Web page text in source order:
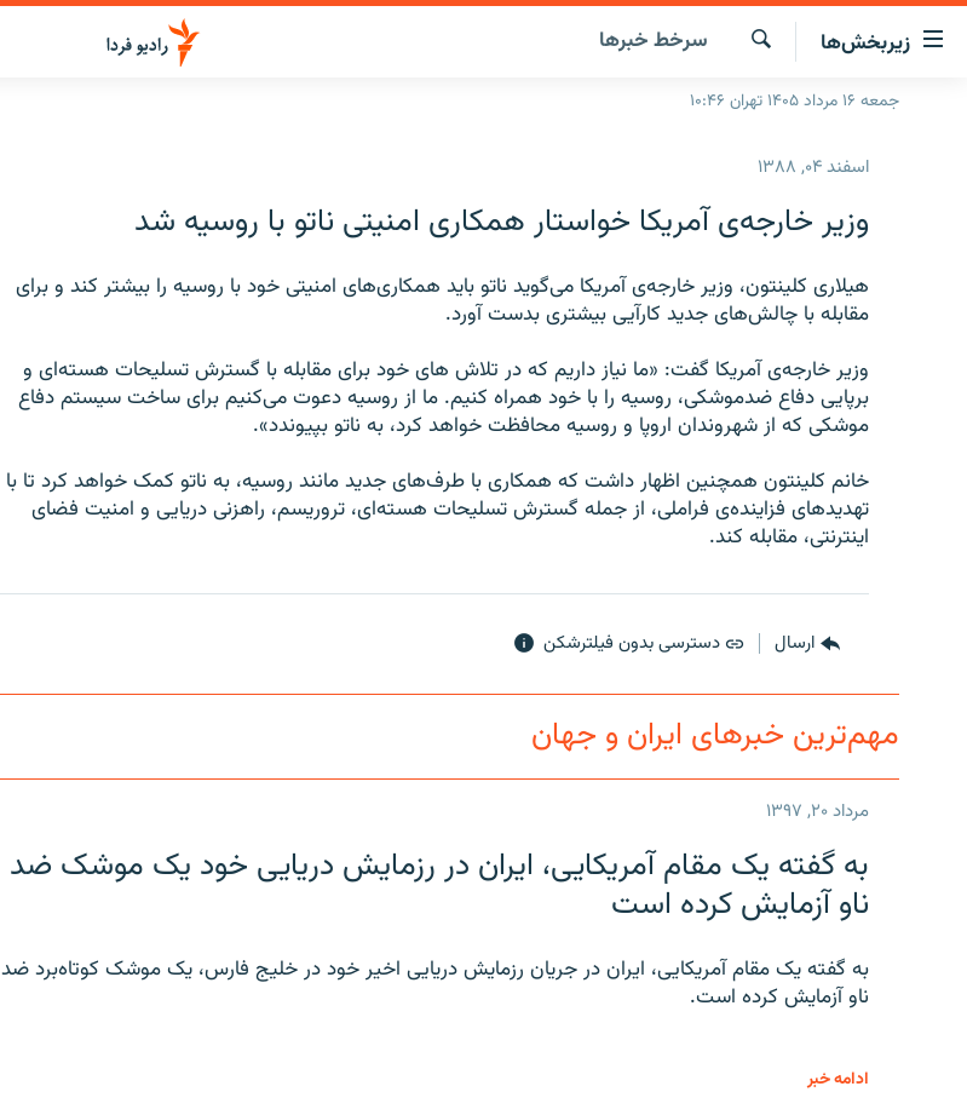
لینک‌های
قابلیت
دسترسی
زیربخش‌ها
صفحه اصلی
انتخاب کنید و بشنوید
برنامه‌های رادیویی
فرکانس‌ها
چندرسانه‌ای
گزارش‌های تصویری
گزارش‌های ویدئویی
جستجو
سرخط‌ خبرها
جمعه ۱۶ مرداد ۱۴۰۵ تهران ۱۰:۴۶
اسفند ۰۴, ۱۳۸۸
وزير خارجه‌ی آمريکا خواستار همکاری امنيتی ناتو با روسيه شد
هيلاری کلينتون، وزير خارجه‌ی آمريکا می‌گويد ناتو بايد همکاری‌های امنيتی خود با روسيه را بيشتر کند و برای
مقابله با چالش‌های جديد کارآيی بيشتری بدست آورد.
وزير خارجه‌ی آمريکا گفت: «ما نياز داريم که در تلاش های خود برای مقابله با گسترش تسليحات هسته‌ای و
برپايی دفاع ضدموشکی، روسيه را با خود همراه کنيم. ما از روسيه دعوت می‌کنيم برای ساخت سيستم دفاع
موشکی که از شهروندان اروپا و روسيه محافظت خواهد کرد، به ناتو بپيوندد».
خانم کلينتون همچنين اظهار داشت که همکاری با طرف‌های جديد مانند روسيه، به ناتو کمک خواهد کرد تا با
تهديدهای فزاينده‌ی فراملی، از جمله گسترش تسليحات هسته‌ای، تروريسم، راهزنی دريايی و امنيت فضای
اينترنتی، مقابله کند.
ارسال دسترسی بدون فیلترشکن
مهم‌ترین خبرهای ایران و جهان
مرداد ۲۰, ۱۳۹۷
به گفته یک مقام آمریکایی، ایران در رزمایش دریایی خود یک موشک ضد
ناو آزمایش کرده است
به گفته یک مقام آمریکایی، ایران در جریان رزمایش دریایی اخیر خود در خلیج فارس، یک موشک کوتاه‌برد ضد
ناو آزمایش کرده است.
ادامه خبر